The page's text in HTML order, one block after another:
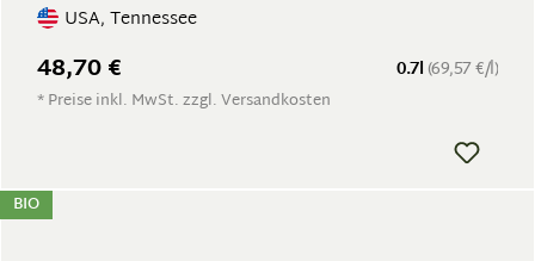
USA, Tennessee
0.7l (69,57 €/l)
48,70 €
* Preise inkl. MwSt. zzgl. Versandkosten
BIO